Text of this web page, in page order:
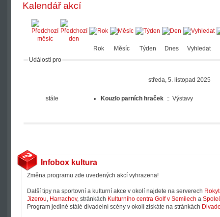
Kalendář akcí
Rok Měsíc Týden Dnes
Vyhledat
Události pro
středa, 5. listopad 2025
stále Kouzlo parních hraček :: Výstavy
Infobox kultura
Změna programu zde uvedených akcí vyhrazena!
Další tipy na sportovní a kulturní akce v okolí najdete na serverech
Jizerou, Harrachov, stránkách Kulturního centra Golf v Semilech a
Program jediné stálé divadelní scény v okolí získáte na stránkách